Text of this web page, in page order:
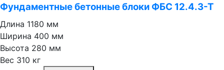
Фундаментные бетонные блоки ФБС 12.4.3⁠-⁠Т
Длина 1180 мм
Ширина 400 мм
Высота 280 мм
Вес 310 кг